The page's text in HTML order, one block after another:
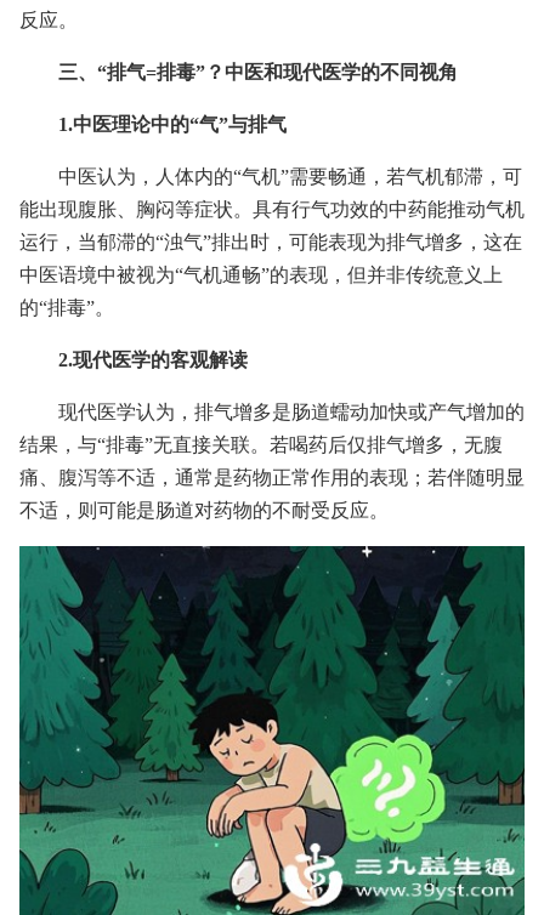
反应。
三、“排气=排毒”？中医和现代医学的不同视角
1.中医理论中的“气”与排气
中医认为，人体内的“气机”需要畅通，若气机郁滞，可
能出现腹胀、胸闷等症状。具有行气功效的中药能推动气机
运行，当郁滞的“浊气”排出时，可能表现为排气增多，这在
中医语境中被视为“气机通畅”的表现，但并非传统意义上
的“排毒”。
2.现代医学的客观解读
现代医学认为，排气增多是肠道蠕动加快或产气增加的
结果，与“排毒”无直接关联。若喝药后仅排气增多，无腹
痛、腹泻等不适，通常是药物正常作用的表现；若伴随明显
不适，则可能是肠道对药物的不耐受反应。